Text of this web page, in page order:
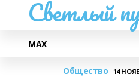
Светлый
МАХ
Общество 14